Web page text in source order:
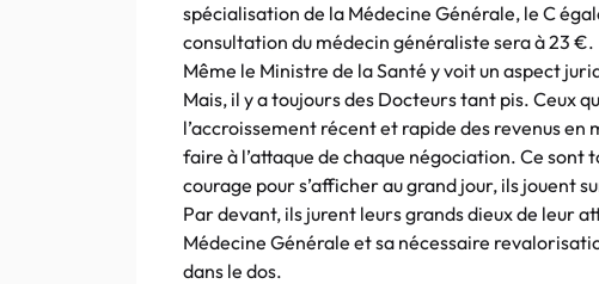
spécialisation de la Médecine Générale, le C
consultation du médecin généraliste sera à 23 €.
Même le Ministre de la Santé y voit un aspect
Mais, il y a toujours des Docteurs tant pis. Ceux
l’accroissement récent et rapide des revenus en
faire à l’attaque de chaque négociation. Ce sont
courage pour s’afficher au grand jour, ils jouent
Par devant, ils jurent leurs grands dieux de leur
Médecine Générale et sa nécessaire
dans le dos.